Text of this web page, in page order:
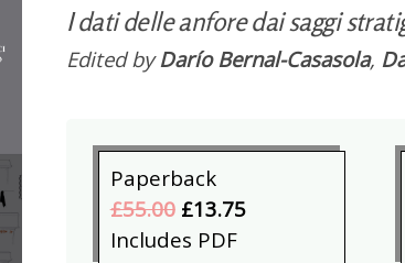
I dati delle anfore dai saggi
Edited byDarío Bernal-Casasola,
Paperback
£55.00 £13.75
Includes PDF